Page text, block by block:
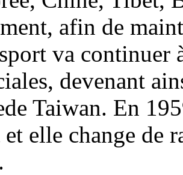
afin de
va continuer
devenant
Taiwan. En
elle change de